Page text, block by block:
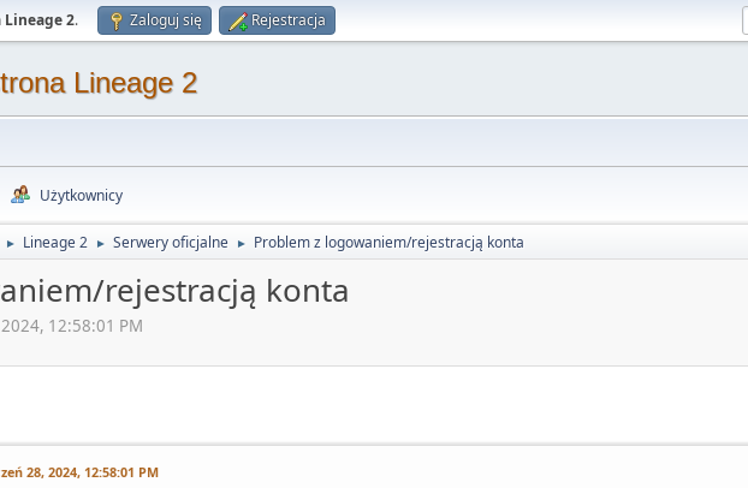
2. Zaloguj się Rejestracja
Lineage 2
Użytkownicy
► Lineage 2 ► Serwery oficjalne ► Problem z logowaniem/rejestracją konta
rejestracją konta
12:58:01 PM
28, 2024, 12:58:01 PM